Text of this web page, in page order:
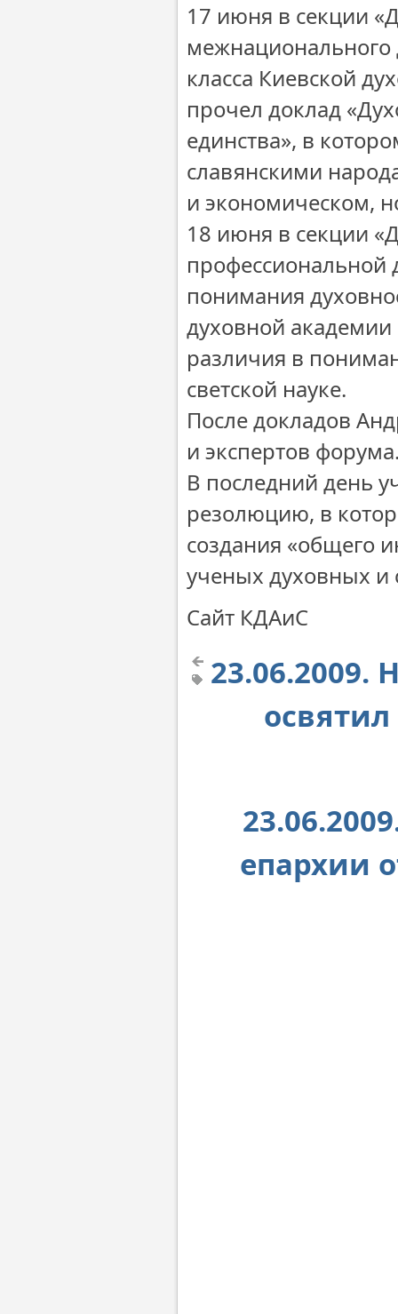
17 июня в секции
межнационального
класса Киевской
прочел доклад
единства», в
славянскими
и экономическом,
18 июня в секции
профессиональной
понимания
духовной
различия в
светской науке.
После докладов
и экспертов
В последний день
резолюцию, в
создания «общего
ученых духовных и
Сайт КДАиС
епархии